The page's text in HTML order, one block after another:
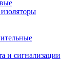
и сигнализации